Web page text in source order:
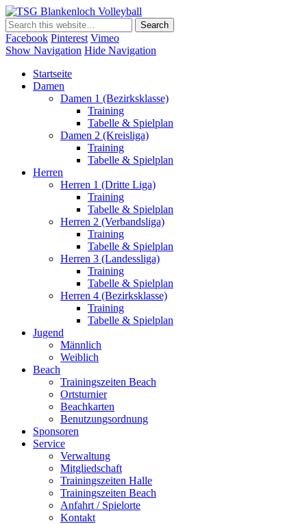
Volleyball Dritte Liga
Facebook Pinterest Vimeo
Show Navigation Hide Navigation
Startseite
Damen
Damen 1 (Bezirksklasse)
Training
Tabelle & Spielplan
Damen 2 (Kreisliga)
Training
Tabelle & Spielplan
Herren
Herren 1 (Dritte Liga)
Training
Tabelle & Spielplan
Herren 2 (Verbandsliga)
Training
Tabelle & Spielplan
Herren 3 (Landessliga)
Training
Tabelle & Spielplan
Herren 4 (Bezirksklasse)
Training
Tabelle & Spielplan
Jugend
Männlich
Weiblich
Beach
Trainingszeiten Beach
Ortsturnier
Beachkarten
Benutzungsordnung
Sponsoren
Service
Verwaltung
Mitgliedschaft
Trainingszeiten Halle
Trainingszeiten Beach
Anfahrt / Spielorte
Kontakt